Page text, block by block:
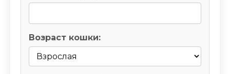
Возраст кошки: